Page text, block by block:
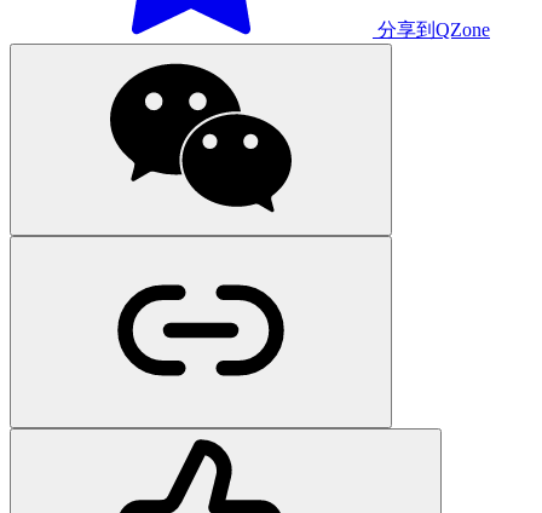
分享到QZone